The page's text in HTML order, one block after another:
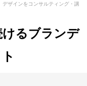
ザインをコンサルティング・講
るブランデ